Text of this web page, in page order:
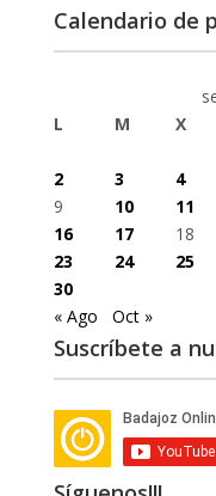
Calendario de
L
M X
2
3 4
9
10 11
16
17 18
23
24 25
30
« Ago
Oct »
Suscríbete a